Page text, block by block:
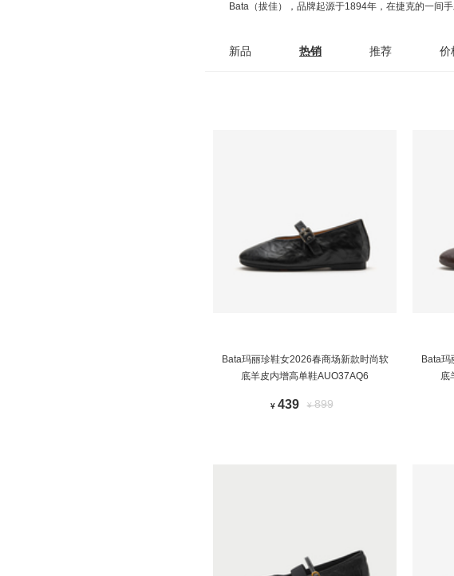
Bata（拔佳），品牌起源于1894年，在捷克的一间
新品 热销 推荐 价
Bata玛丽珍鞋女2026春商场新款时尚软
底羊皮内增高单鞋AUO37AQ6
¥ 439 ¥899
Bata
底